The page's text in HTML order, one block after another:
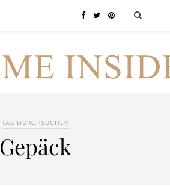
TAG DURCHSUCHEN
Gepäck